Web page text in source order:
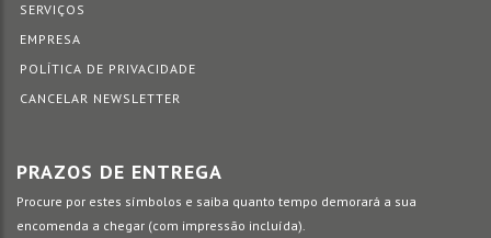
SERVIÇOS
EMPRESA
POLÍTICA DE PRIVACIDADE
CANCELAR NEWSLETTER
PRAZOS DE ENTREGA
Procure por estes símbolos e saiba quanto tempo demorará a sua
encomenda a chegar (com impressão incluída).